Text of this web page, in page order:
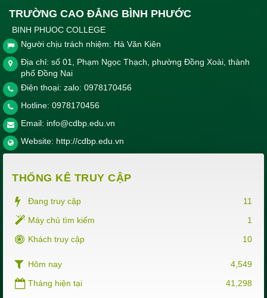
TRƯỜNG CAO ĐẲNG BÌNH PHƯỚC
BINH PHUOC COLLEGE
Người chịu trách nhiệm: Hà Văn Kiên
Địa chỉ: số 01, Phạm Ngọc Thạch, phường Đồng Xoài, thành
phố Đồng Nai
Điện thoại: zalo: 0978170456
Hotline: 0978170456
Email: info@cdbp.edu.vn
Website: http://cdbp.edu.vn
THỐNG KÊ TRUY CẬP
Đang truy cập
11
Máy chủ tìm kiếm
1
Khách truy cập
10
Hôm nay
4,549
Tháng hiện tại
41,298